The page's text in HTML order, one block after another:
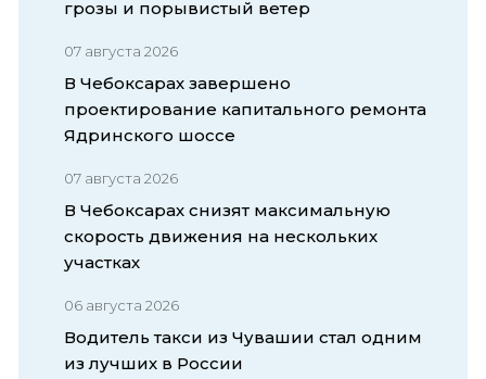
грозы и порывистый ветер
07 августа 2026
В Чебоксарах завершено
проектирование капитального ремонта
Ядринского шоссе
07 августа 2026
В Чебоксарах снизят максимальную
скорость движения на нескольких
участках
06 августа 2026
Водитель такси из Чувашии стал одним
из лучших в России